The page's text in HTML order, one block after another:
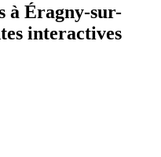
à Éragny-sur-
interactives